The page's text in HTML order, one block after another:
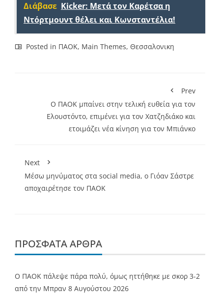
Διάβασε Kicker: Μετά τον Καρέτσα η
Ντόρτμουντ θέλει και Κωνσταντέλια!
Posted in ΠΑΟΚ, Main Themes, Θεσσαλονικη
Prev
Ο ΠΑΟΚ μπαίνει στην τελική ευθεία για τον
Ελουστόντο, επιμένει για τον Χατζηδιάκο και
ετοιμάζει νέα κίνηση για τον Μπιάνκο
Next
Μέσω μηνύματος στα social media, ο Γιόαν Σάστρε
αποχαιρέτησε τον ΠΑΟΚ
ΠΡΌΣΦΑΤΑ ΆΡΘΡΑ
Ο ΠΑΟΚ πάλεψε πάρα πολύ, όμως ηττήθηκε με σκορ 3-2
από την Μπραν 8 Αυγούστου 2026